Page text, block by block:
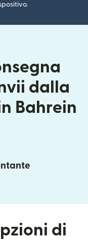
dalla
Bahrein
di